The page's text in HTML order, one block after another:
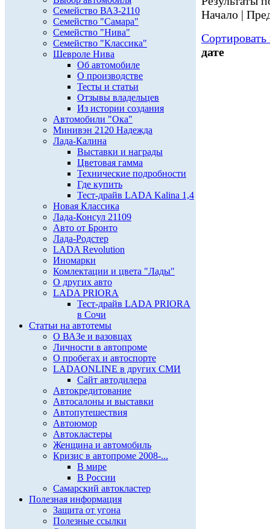
Семейство ВАЗ-2110
Семейство "Самара"
Семейство "Нива"
Семейство "Классика"
Шевроле Нива
Об автомобиле
О производстве
Тесты и статьи
Отзывы владельцев
Из истории создания
Автомобили "Ока"
Минивэн 2120 Надежда
Лада-Калина
Выставки и награды
Цветовая гамма
Технические подробности
Где купить
Тест-драйв LADA Kalina 1,4
Новая Классика
Лада-Консул 21109
Авто от Бронто
Лада-Родстер
LADA Revolution
Иномарки
Комлектации и цвета "Лады"
О других авто
LADA PRIORA
Тест-драйв LADA PRIORA
в Сочи
Статьи на автотемы
О ВАЗе и вазовцах
Личности в автопроме
О пробегах и автоспорте
LADAONLINE в других СМИ
Сайт автодилера
Автокредитование
Автосалоны и выставки
Автопутешествия
Автоюмор
Автокластеры
Женщина и автомобиль
Кризис в автопроме 2008-...
В мире
В России
Самарский автокластер
Полезная информация
Защита от угона
Полезные ссылки
Начало |
дате